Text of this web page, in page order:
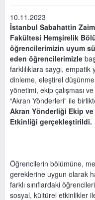
10.11.2023
İstanbul Sabahattin
Fakültesi Hemşirelik
öğrencilerimizin uyum
eden öğrencilerimizle
farklılıklara saygı,
dinleme, eleştirel
yönetimi, ekip çalışması
“Akran Yönderleri” ile
Akran Yönderliği Ekip ve
Etkinliği gerçekleştirildi.
Öğrencilerin bölümüne,
gereklerine uygun olarak
farklı sınıflardaki
sosyal, kültürel etkinlikler